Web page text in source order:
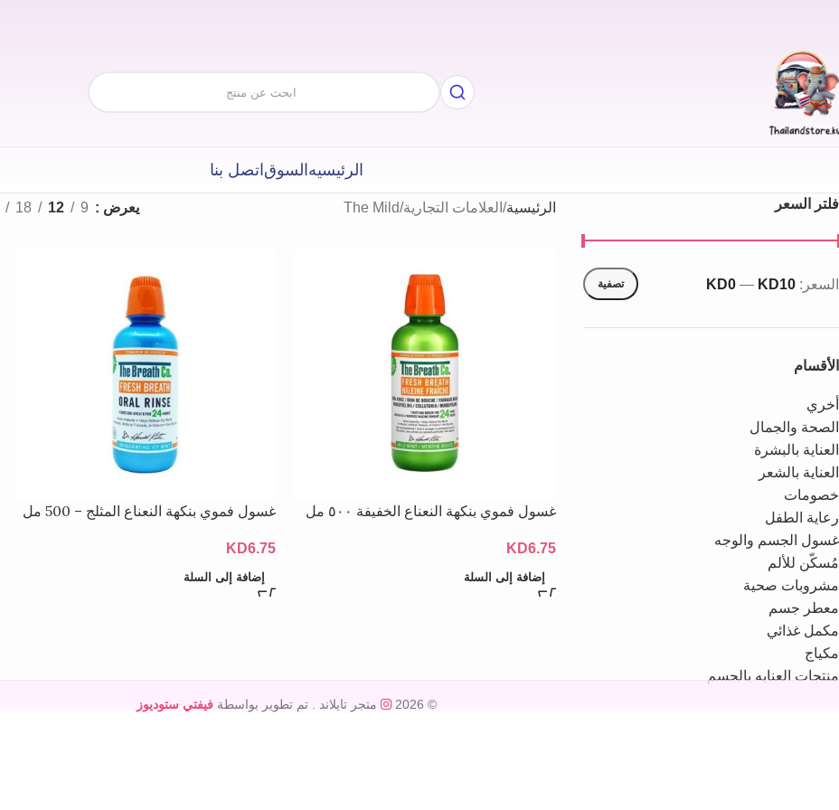
الرئيسيهالسوقاتصل بنا
فلتر السعر
تصفية السعر: KD0 — KD10
الأقسام
أخري
الصحة والجمال
العناية بالبشرة
العناية بالشعر
خصومات
رعاية الطفل
غسول الجسم والوجه
مُسكّن للألم
مشروبات صحية
معطر جسم
مكمل غذائي
مكياج
منتجات العنايه بالجسم
الرئيسية العلامات التجارية The Mild يعرض 9
12
18
غسول فموي بنكهة النعناع الخفيفة ٥٠٠ مل
KD6.75
إضافة إلى السلة
غسول فموي بنكهة النعناع المثلج – 500 مل
KD6.75
إضافة إلى السلة
© 2026 متجر تايلاند . تم تطوير بواسطة فيفتي ستوديوز